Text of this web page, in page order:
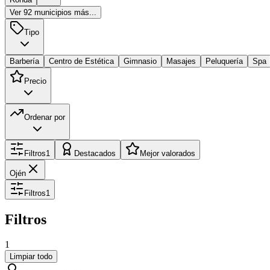
Ver 92 municipios más...
Tipo
Barbería Centro de Estética Gimnasio Masajes Peluquería Spa
Precio
Ordenar por
Filtros1 Destacados Mejor valorados
Ojén
Filtros1
Filtros
1
Limpiar todo